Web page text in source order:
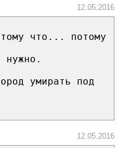
12.05.2016
что... потому
нужно.
умирать под
12.05.2016